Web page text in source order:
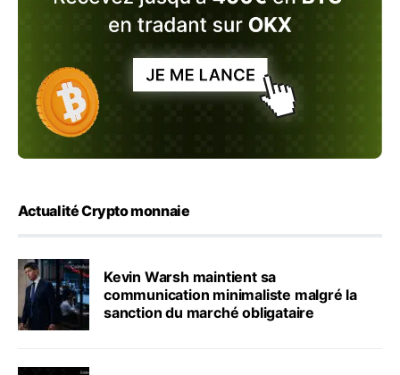
Actualité Crypto monnaie
Kevin Warsh maintient sa
communication minimaliste malgré la
sanction du marché obligataire